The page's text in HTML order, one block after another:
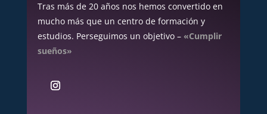
Tras más de 20 años nos hemos convertido en
mucho más que un centro de formación y
estudios. Perseguimos un objetivo – «Cumplir
sueños»